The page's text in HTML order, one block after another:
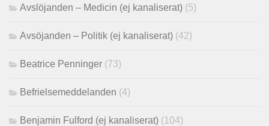
Avslöjanden – Medicin (ej kanaliserat) (5)
Avsöjanden – Politik (ej kanaliserat) (42)
Beatrice Penninger (73)
Befrielsemeddelanden (4)
Benjamin Fulford (ej kanaliserat) (104)